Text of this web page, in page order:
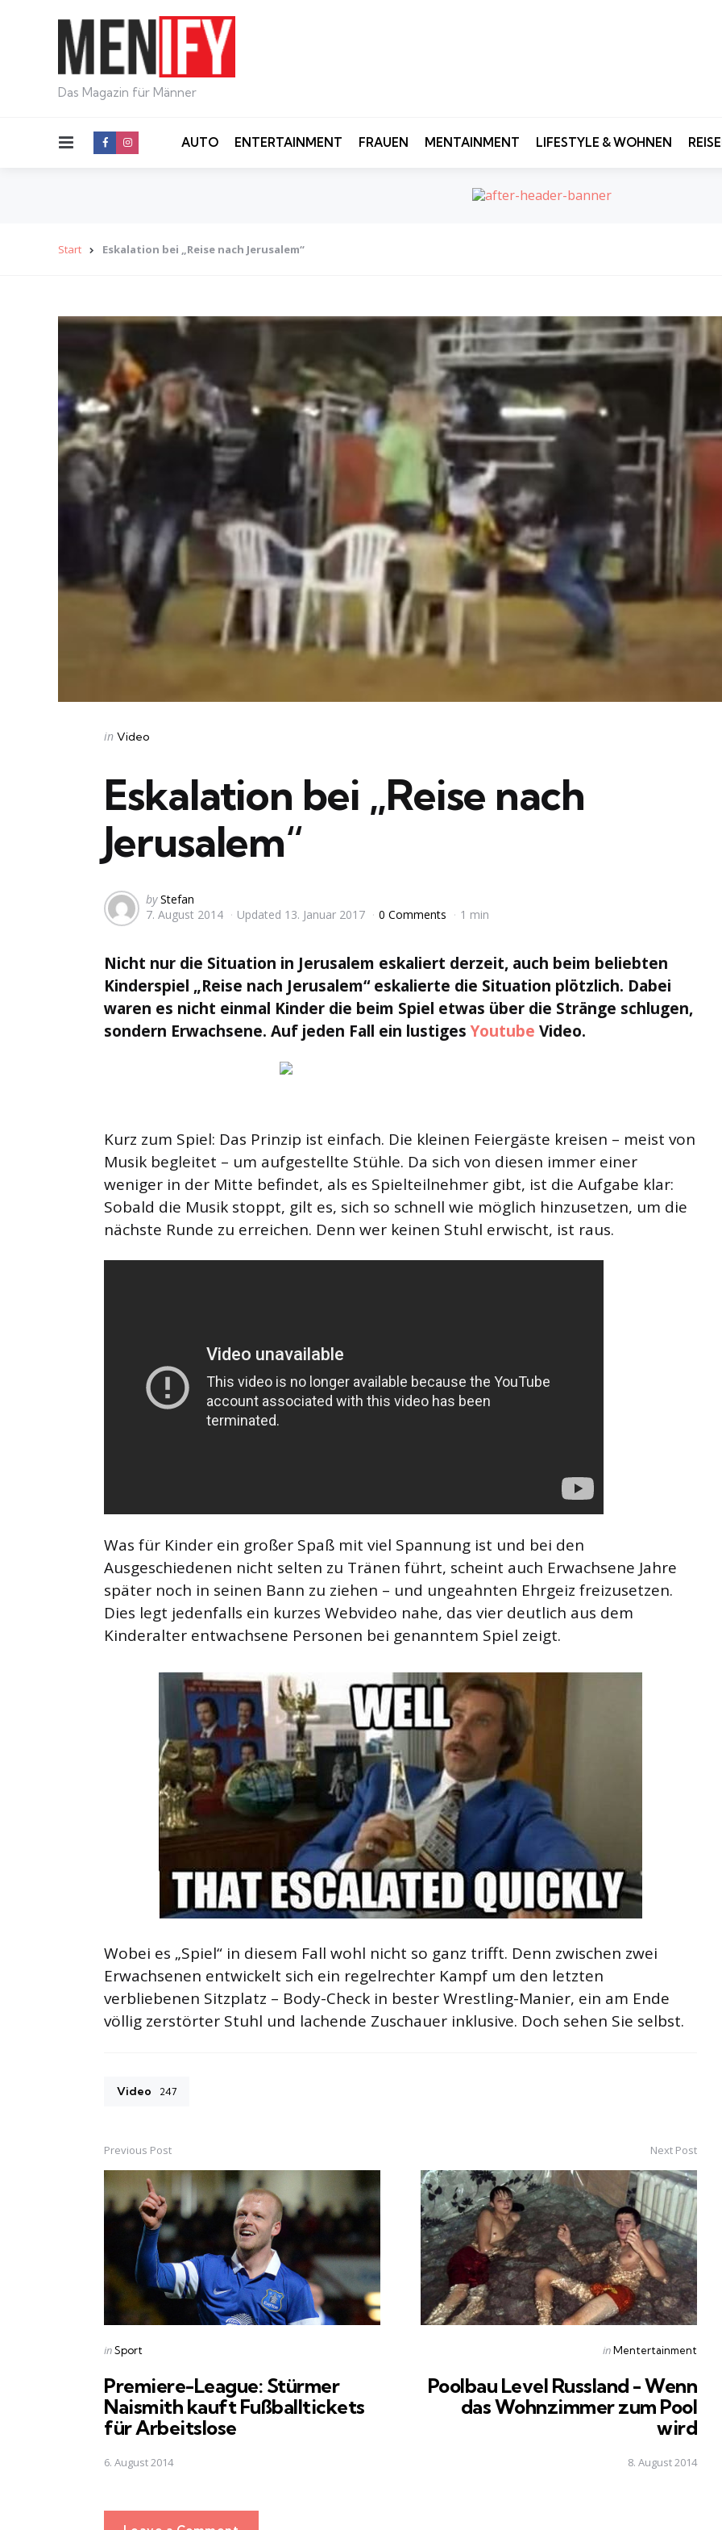
Das Magazin für Männer
Menu AUTO ENTERTAINMENT FRAUEN MENTAINMENT LIFESTYLE & WOHNEN
Start Eskalation bei „Reise nach Jerusalem“
Categories
Posted
in Video
Eskalation bei „Reise nach
Jerusalem“
Posted
by
by Stefan
7. August 2014
Updated 13. Januar 2017 0 Comments 1 min
Nicht nur die Situation in Jerusalem eskaliert derzeit, auch beim beliebten
Kinderspiel „Reise nach Jerusalem“ eskalierte die Situation plötzlich. Dabei
waren es nicht einmal Kinder die beim Spiel etwas über die Stränge schlugen,
sondern Erwachsene. Auf jeden Fall ein lustigesYoutube Video.
Kurz zum Spiel: Das Prinzip ist einfach. Die kleinen Feiergäste kreisen – meist von
Musik begleitet – um aufgestellte Stühle. Da sich von diesen immer einer
weniger in der Mitte befindet, als es Spielteilnehmer gibt, ist die Aufgabe klar:
Sobald die Musik stoppt, gilt es, sich so schnell wie möglich hinzusetzen, um die
nächste Runde zu erreichen. Denn wer keinen Stuhl erwischt, ist raus.
Was für Kinder ein großer Spaß mit viel Spannung ist und bei den
Ausgeschiedenen nicht selten zu Tränen führt, scheint auch Erwachsene Jahre
später noch in seinen Bann zu ziehen – und ungeahnten Ehrgeiz freizusetzen.
Dies legt jedenfalls ein kurzes Webvideo nahe, das vier deutlich aus dem
Kinderalter entwachsene Personen bei genanntem Spiel zeigt.
Wobei es „Spiel“ in diesem Fall wohl nicht so ganz trifft. Denn zwischen zwei
Erwachsenen entwickelt sich ein regelrechter Kampf um den letzten
verbliebenen Sitzplatz – Body-Check in bester Wrestling-Manier, ein am Ende
völlig zerstörter Stuhl und lachende Zuschauer inklusive. Doch sehen Sie selbst.
Video 247
Post
navigation
Previous Post
Posted
inSport
Premiere-League: Stürmer
Naismith kauft Fußballtickets
für Arbeitslose
6. August 2014
Next Post
Posted
inMentertainment
Poolbau Level Russland - Wenn
das Wohnzimmer zum Pool
wird
8. August 2014